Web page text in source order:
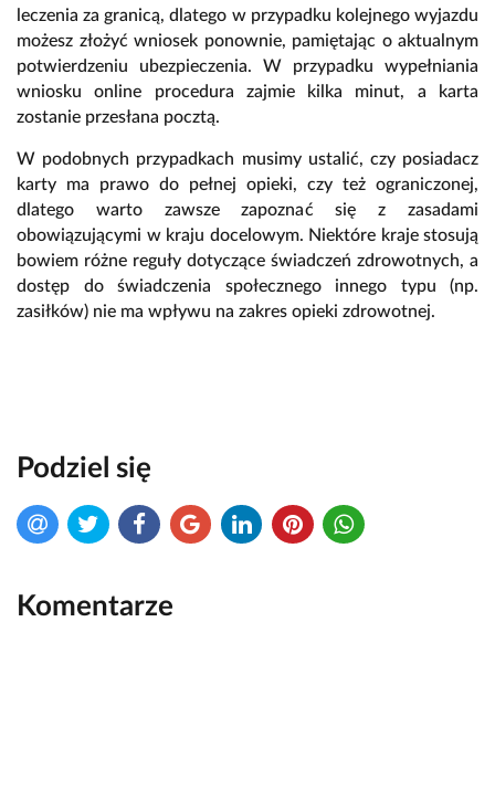
leczenia za granicą, dlatego w przypadku kolejnego wyjazdu
możesz złożyć wniosek ponownie, pamiętając o aktualnym
potwierdzeniu ubezpieczenia. W przypadku wypełniania
wniosku online procedura zajmie kilka minut, a karta
zostanie przesłana pocztą.
W podobnych przypadkach musimy ustalić, czy posiadacz
karty ma prawo do pełnej opieki, czy też ograniczonej,
dlatego warto zawsze zapoznać się z zasadami
obowiązującymi w kraju docelowym. Niektóre kraje stosują
bowiem różne reguły dotyczące świadczeń zdrowotnych, a
dostęp do świadczenia społecznego innego typu (np.
zasiłków) nie ma wpływu na zakres opieki zdrowotnej.
Podziel się
Komentarze